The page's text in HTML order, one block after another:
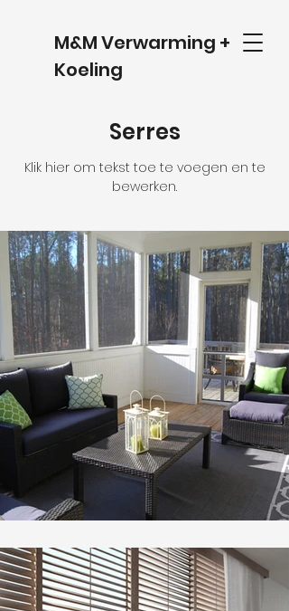
M&M Verwarming +
Koeling
Serres
Klik hier om tekst toe te voegen en te
bewerken.​